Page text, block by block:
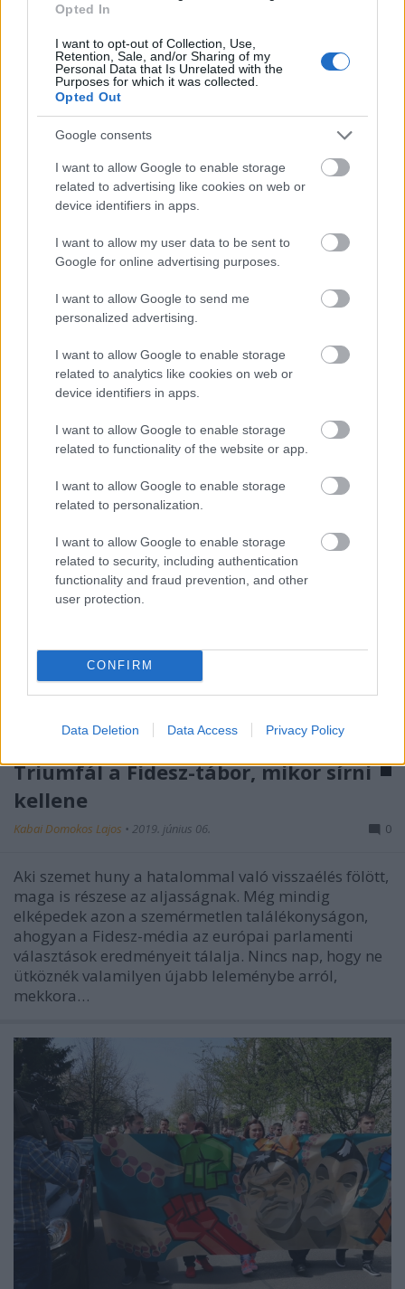
Opted In
I want to opt-out of Collection, Use,
Retention, Sale, and/or Sharing of my
Personal Data that Is Unrelated with the
Purposes for which it was collected.
Opted Out
Google consents
I want to allow Google to enable storage
related to advertising like cookies on web or
device identifiers in apps.
I want to allow my user data to be sent to
Google for online advertising purposes.
I want to allow Google to send me
personalized advertising.
I want to allow Google to enable storage
related to analytics like cookies on web or
device identifiers in apps.
I want to allow Google to enable storage
related to functionality of the website or app.
I want to allow Google to enable storage
related to personalization.
I want to allow Google to enable storage
related to security, including authentication
functionality and fraud prevention, and other
user protection.
CONFIRM
Data Deletion Data Access Privacy Policy
médiaháború
A játéktéren kívül szoríthatják a független,
konzervatív Magyar Hangot az új kormánypárti
hetilappal, a Mandinerrel. Nem szűnik a jövés-
menés a közéleti újságok médiapiacán. Már
között, ahol főként azon múlik egy internetes vagy
nyomtatott…
Triumfál a Fidesz-tábor, mikor sírni
kellene
Kabai Domokos Lajos • 2019. június 06. 0
Aki szemet huny a hatalommal való visszaélés fölött,
maga is részese az aljasságnak. Még mindig
elképedek azon a szemérmetlen találékonyságon,
ahogyan a Fidesz-média az európai parlamenti
választások eredményeit tálalja. Nincs nap, hogy ne
ütköznék valamilyen újabb leleménybe arról,
mekkora…